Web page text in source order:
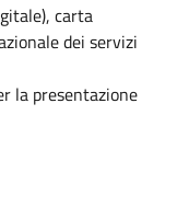
carta
dei servizi
la presentazione